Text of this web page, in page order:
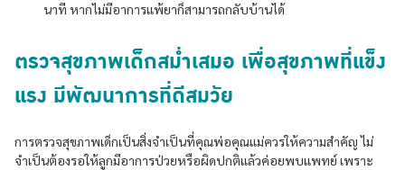
นาที หากไม่มีอาการแพ้ยาก็สามารถกลับบ้านได้
ตรวจสุขภาพเด็กสม่ำเสมอ เพื่อสุขภาพที่แข็ง
แรง มีพัฒนาการที่ดีสมวัย
การตรวจสุขภาพเด็กเป็นสิ่งจำเป็นที่คุณพ่อคุณแม่ควรให้ความสำคัญ ไม่
จำเป็นต้องรอให้ลูกมีอาการป่วยหรือผิดปกติแล้วค่อยพบแพทย์ เพราะ